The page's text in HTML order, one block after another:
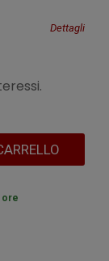
Dettagli
ore